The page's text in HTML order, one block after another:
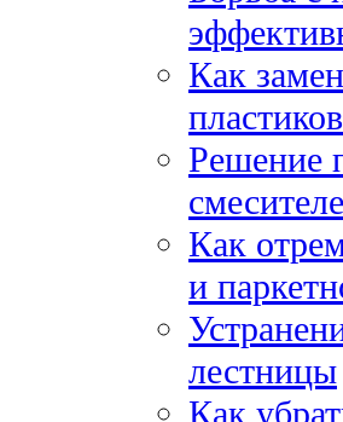
Как
Решение
Как
и
лестницы
Как